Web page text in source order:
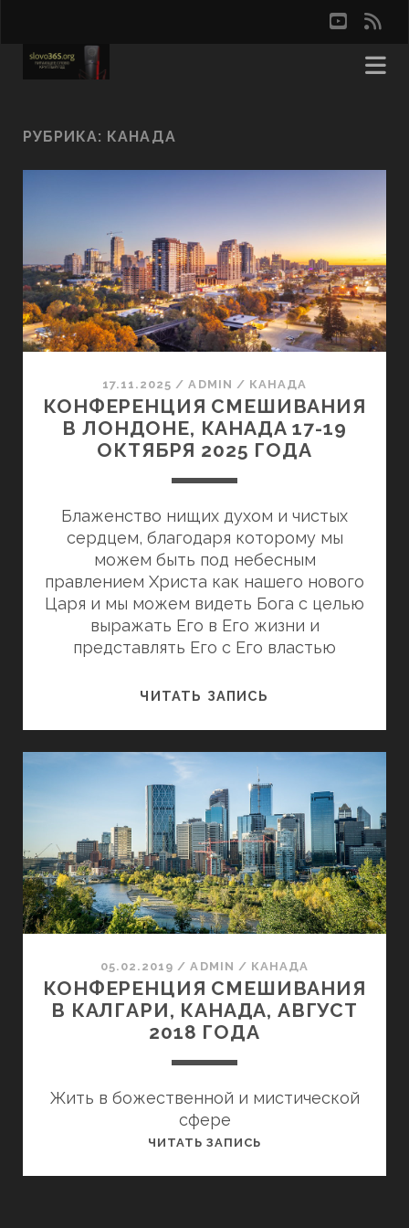
rss
РУБРИКА: КАНАДА
17.11.2025 /ADMIN / КАНАДА
КОНФЕРЕНЦИЯ СМЕШИВАНИЯ
В ЛОНДОНЕ, КАНАДА 17-19
ОКТЯБРЯ 2025 ГОДА
Блаженство нищих духом и чистых
сердцем, благодаря которому мы
можем быть под небесным
правлением Христа как нашего нового
Царя и мы можем видеть Бога с целью
выражать Его в Его жизни и
представлять Его с Его властью
ЧИТАТЬ ЗАПИСЬ
КАНАДА
17-
19
ОКТЯБРЯ
2025
ГОДА
05.02.2019 /ADMIN / КАНАДА
КОНФЕРЕНЦИЯ СМЕШИВАНИЯ
В КАЛГАРИ, КАНАДА, АВГУСТ
2018 ГОДА
Жить в божественной и мистической
сфере
ЧИТАТЬ ЗАПИСЬ